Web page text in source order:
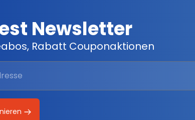
Newsletter
Rabatt Couponaktionen